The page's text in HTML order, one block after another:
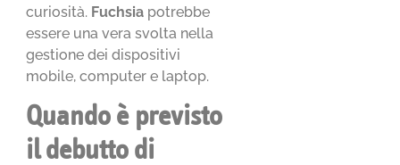
curiosità. Fuchsia potrebbe
essere una vera svolta nella
gestione dei dispositivi
mobile, computer e laptop.
Quando è previsto
il debutto di